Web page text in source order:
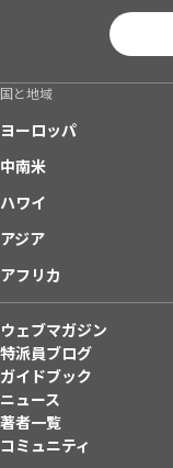
国と地域
ヨーロッパ
中南米
ハワイ
アジア
アフリカ
ウェブマガジン
特派員ブログ
ガイドブック
ニュース
著者一覧
コミュニティ